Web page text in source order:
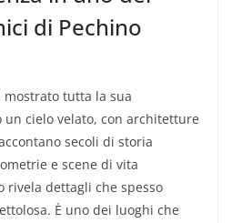
di Pechino
mostrato tutta la sua
un cielo velato, con architetture
secoli di storia
e scene di vita
rivela dettagli che spesso
È uno dei luoghi che